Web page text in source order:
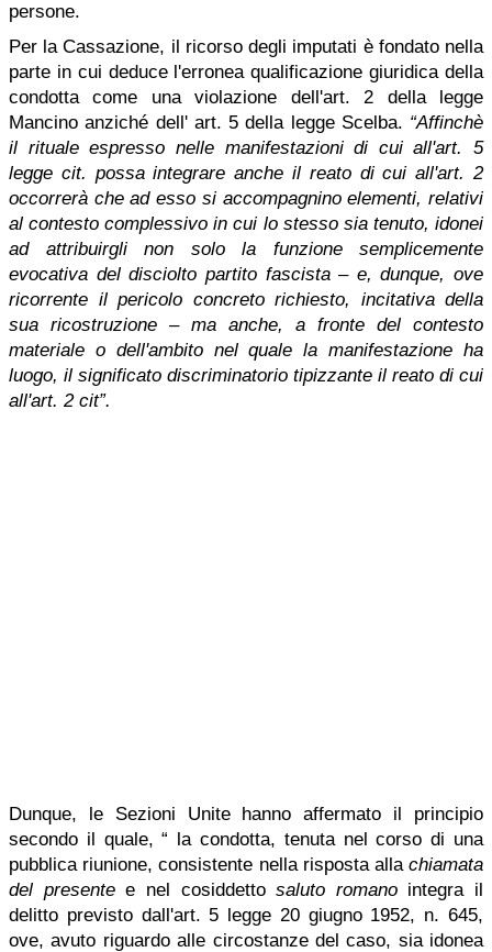
persone.
Per la Cassazione, il ricorso degli imputati è fondato nella
parte in cui deduce l'erronea qualificazione giuridica della
condotta come una violazione dell'art. 2 della legge
Mancino anziché dell' art. 5 della legge Scelba. “Affinchè
il rituale espresso nelle manifestazioni di cui all'art. 5
legge cit. possa integrare anche il reato di cui all'art. 2
occorrerà che ad esso si accompagnino elementi, relativi
al contesto complessivo in cui lo stesso sia tenuto, idonei
ad attribuirgli non solo la funzione semplicemente
evocativa del disciolto partito fascista – e, dunque, ove
ricorrente il pericolo concreto richiesto, incitativa della
sua ricostruzione – ma anche, a fronte del contesto
materiale o dell'ambito nel quale la manifestazione ha
luogo, il significato discriminatorio tipizzante il reato di cui
all'art. 2 cit”.
Dunque, le Sezioni Unite hanno affermato il principio
secondo il quale, “ la condotta, tenuta nel corso di una
pubblica riunione, consistente nella risposta alla chiamata
del presentee nel cosiddettosaluto romanointegra il
delitto previsto dall'art. 5 legge 20 giugno 1952, n. 645,
ove, avuto riguardo alle circostanze del caso, sia idonea